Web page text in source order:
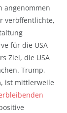
angenommen
veröffentlichte,
für die USA
Ziel, die USA
Trump,
ist mittlerweile